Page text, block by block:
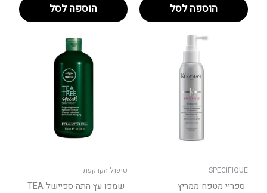
הוספה לסל הוספה לסל
SPECIFIQUE
ספריי מטפח ממריץ
טיפול הקרקפת
שמפו עץ התה ספיישל TEA